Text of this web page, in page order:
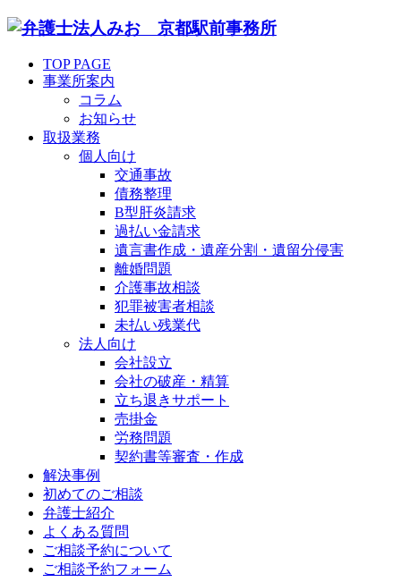
TOP PAGE
事業所案内
コラム
お知らせ
取扱業務
個人向け
交通事故
債務整理
B型肝炎請求
過払い金請求
遺言書作成・遺産分割・遺留分侵害
離婚問題
介護事故相談
犯罪被害者相談
未払い残業代
法人向け
会社設立
会社の破産・精算
立ち退きサポート
売掛金
労務問題
契約書等審査・作成
解決事例
初めてのご相談
弁護士紹介
よくある質問
ご相談予約について
ご相談予約フォーム